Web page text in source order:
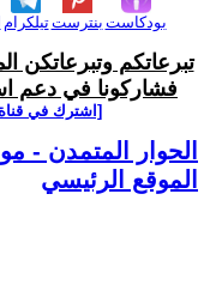
تيلكرامبنترست بودكاست
تبرعاتكم وتبرعاتكن
فشاركونا في دعم
[اشترك في
الحوار المتمدن -
الموقع الرئيسي